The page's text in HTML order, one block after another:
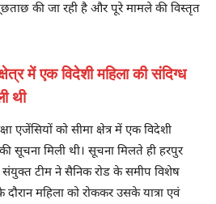
की जा रही है और पूरे मामले की विस्तृत
में एक विदेशी महिला की संदिग्ध
थी
एजेंसियों को सीमा क्षेत्र में एक विदेशी
सूचना मिली थी। सूचना मिलते ही हरपुर
टीम ने सैनिक रोड के समीप विशेष
महिला को रोककर उसके यात्रा एवं